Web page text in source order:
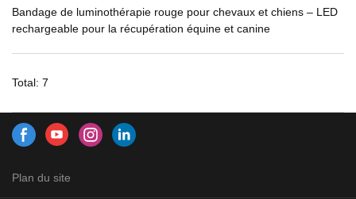
Bandage de luminothérapie rouge pour chevaux et chiens – LED
rechargeable pour la récupération équine et canine
Total: 7
Plan du site